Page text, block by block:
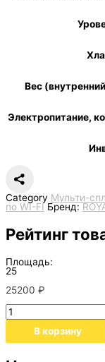
Вес
Электропитание,
Category Мульти-
по WI-FI Бренд:
Рейтинг
Площадь:
25
25200 ₽
В корзину